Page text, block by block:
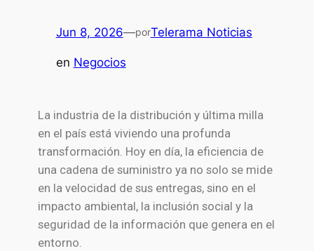
Jun 8, 2026—porTelerama Noticias
en Negocios
La industria de la distribución y última milla
en el país está viviendo una profunda
transformación. Hoy en día, la eficiencia de
una cadena de suministro ya no solo se mide
en la velocidad de sus entregas, sino en el
impacto ambiental, la inclusión social y la
seguridad de la información que genera en el
entorno.